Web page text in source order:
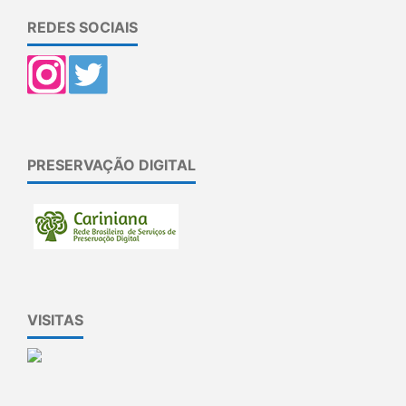
REDES SOCIAIS
PRESERVAÇÃO DIGITAL
VISITAS